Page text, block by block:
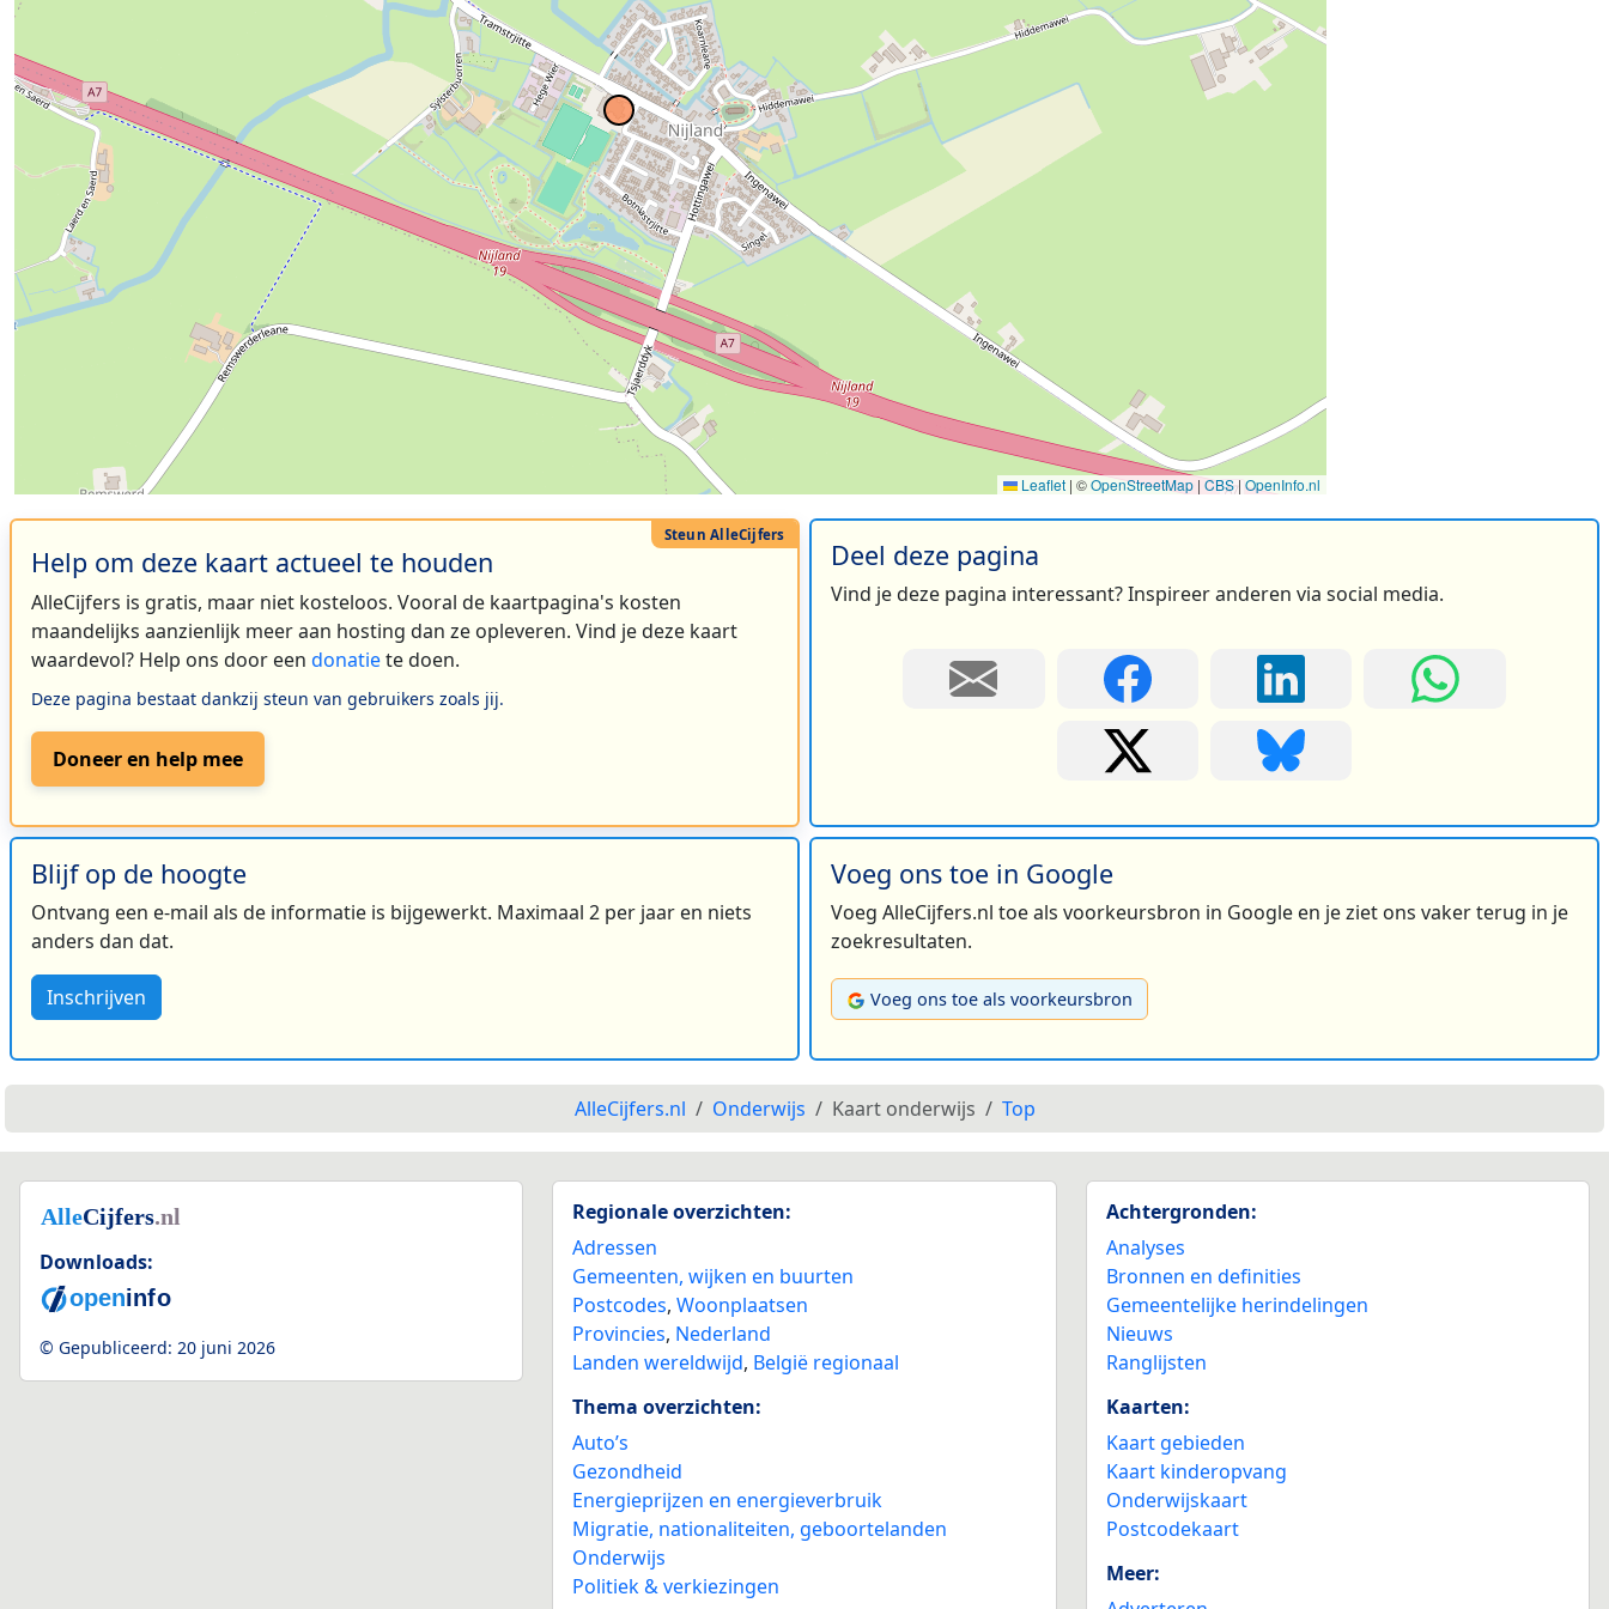
Leaflet | ©OpenStreetMap | CBS| OpenInfo.nl
Help om deze kaart actueel te houden
AlleCijfers is gratis, maar niet kosteloos. Vooral de kaartpagina's kosten
maandelijks aanzienlijk meer aan hosting dan ze opleveren. Vind je deze kaart
waardevol? Help ons door een donatiete doen.
Deze pagina bestaat dankzij steun van gebruikers zoals jij.
Doneer en help mee
Deel deze pagina
Vind je deze pagina interessant? Inspireer anderen via social media.
Blijf op de hoogte
Ontvang een e-mail als de informatie is bijgewerkt. Maximaal 2 per jaar en niets
anders dan dat.
Inschrijven
Voeg ons toe in Google
Voeg AlleCijfers.nl toe als voorkeursbron in Google en je ziet ons vaker terug in je
zoekresultaten.
Voeg ons toe als voorkeursbron
AlleCijfers.nl Onderwijs Kaart onderwijs Top
Downloads:
© Gepubliceerd: 20 juni 2026
Regionale overzichten:
Adressen
Gemeenten, wijken en buurten
Postcodes,Woonplaatsen
Provincies, Nederland
Landen wereldwijd, België regionaal
Thema overzichten:
Auto’s
Gezondheid
Energieprijzen en energieverbruik
Migratie, nationaliteiten, geboortelanden
Onderwijs
Politiek & verkiezingen
Achtergronden:
Analyses
Bronnen en definities
Gemeentelijke herindelingen
Nieuws
Ranglijsten
Kaarten:
Kaart gebieden
Kaart kinderopvang
Onderwijskaart
Postcodekaart
Meer: